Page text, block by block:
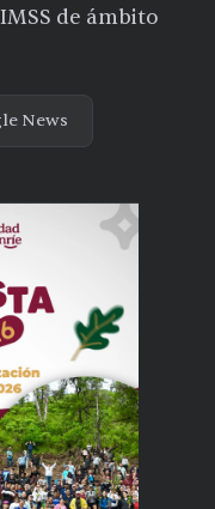
de ámbito
News